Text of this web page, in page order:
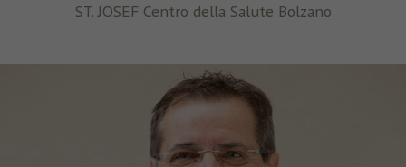
ST. JOSEF Centro della Salute Bolzano